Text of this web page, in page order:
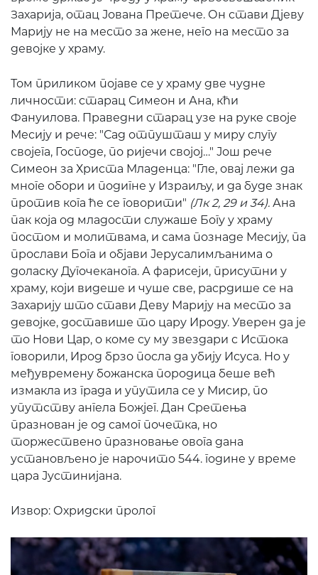
Захарија, отац Јована Претече. Он стави Дјеву
Марију не на место за жене, него на место за
девојке у храму.
Том приликом појаве се у храму две чудне
личности: старац Симеон и Ана, кћи
Фануилова. Праведни старац узе на руке своје
Месију и рече: "Сад отпушташ у миру слугу
својега, Господе, по ријечи својој…" Још рече
Симеон за Христа Младенца: "Гле, овај лежи да
многе обори и подигне у Израиљу, и да буде знак
против кога ће се говорити" (Лк 2, 29 и 34). Ана
пак која од младости служаше Богу у храму
постом и молитвама, и сама познаде Месију, па
прослави Бога и објави Јерусалимљанима о
доласку Дугочеканога. А фарисеји, присутни у
храму, који видеше и чуше све, расрдише се на
Захарију што стави Деву Марију на место за
девојке, доставише то цару Ироду. Уверен да је
то Нови Цар, о коме су му звездари с Истока
говорили, Ирод брзо посла да убију Исуса. Но у
међувремену божанска породица беше већ
измакла из града и упутила се у Мисир, по
упутству ангела Божјег. Дан Сретења
празнован је од самог почетка, но
торжествено празновање овога дана
установљено је нарочито 544. године у време
цара Јустинијана.
Извор: Охридски пролог